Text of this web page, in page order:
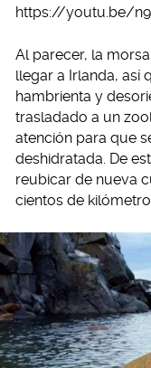
https://youtu.be/
Al parecer, la
llegar a Irlanda, así
hambrienta y
trasladado a un
atención para que
deshidratada. De
reubicar de nueva
cientos de